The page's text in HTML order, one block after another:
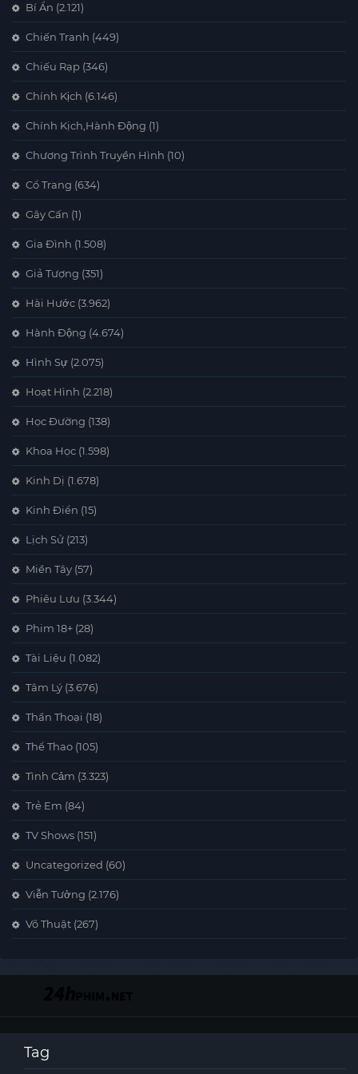
Bí Ẩn (2.121)
Chiến Tranh (449)
Chiếu Rạp (346)
Chính Kịch (6.146)
Chính Kịch,Hành Động (1)
Chương Trình Truyền Hình (10)
Cổ Trang (634)
Gây Cấn (1)
Gia Đình (1.508)
Giả Tượng (351)
Hài Hước (3.962)
Hành Động (4.674)
Hình Sự (2.075)
Hoạt Hình (2.218)
Học Đường (138)
Khoa Học (1.598)
Kinh Dị (1.678)
Kinh Điển (15)
Lịch Sử (213)
Miền Tây (57)
Phiêu Lưu (3.344)
Phim 18+ (28)
Tài Liệu (1.082)
Tâm Lý (3.676)
Thần Thoại (18)
Thể Thao (105)
Tình Cảm (3.323)
Trẻ Em (84)
TV Shows (151)
Uncategorized (60)
Viễn Tưởng (2.176)
Võ Thuật (267)
Tag